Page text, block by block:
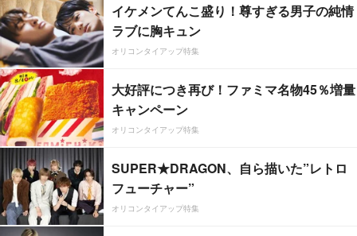
イケメンてんこ盛り！尊すぎる男子の純情
ラブに胸キュン
オリコンタイアップ特集
大好評につき再び！ファミマ名物45％増量
キャンペーン
オリコンタイアップ特集
SUPER★DRAGON、自ら描いた”レトロ
フューチャー”
オリコンタイアップ特集